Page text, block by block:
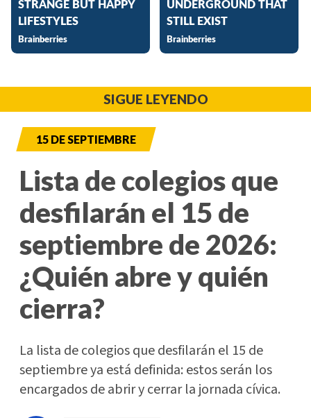
SIGUE LEYENDO
15 DE SEPTIEMBRE
Lista de colegios que
desfilarán el 15 de
septiembre de 2026:
¿Quién abre y quién
cierra?
La lista de colegios que desfilarán el 15 de
septiembre ya está definida: estos serán los
encargados de abrir y cerrar la jornada cívica.